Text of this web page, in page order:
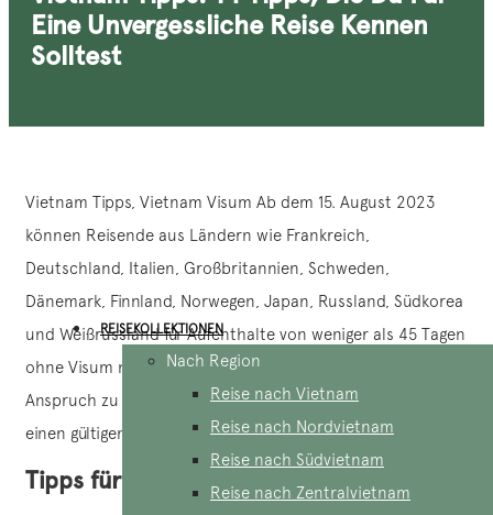
REISEKOLLEKTIONEN
Nach Region
Reise nach Vietnam
Reise nach Nordvietnam
Reise nach Südvietnam
Reise nach Zentralvietnam
Eine Unvergessliche Reise Kennen
Solltest
Vietnam Tipps, Vietnam Visum Ab dem 15. August 2023
können Reisende aus Ländern wie Frankreich,
Deutschland, Italien, Großbritannien, Schweden,
Dänemark, Finnland, Norwegen, Japan, Russland, Südkorea
und Weißrussland für Aufenthalte von weniger als 45 Tagen
ohne Visum nach Vietnam einreisen. Um diese Befreiung in
Anspruch zu nehmen, müssen Sie bei der Einreise lediglich
einen gültigen Reisepass vorlegen.
Tipps für Vietnam, Visum für Vietnam